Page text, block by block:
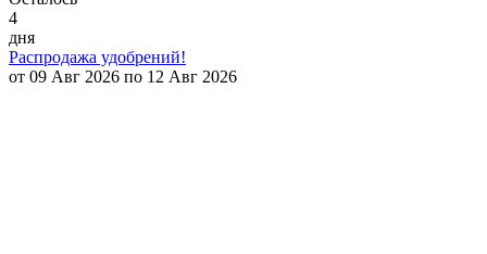
4
дня
Распродажа удобрений!
от 09 Авг 2026 по 12 Авг 2026